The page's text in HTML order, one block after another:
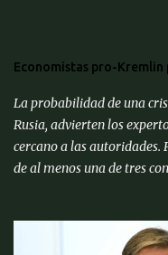
Economistas pro-Kremlin
La probabilidad de una
Rusia, advierten los
cercano a las autoridades.
de al menos una de tres
significativas de fondos